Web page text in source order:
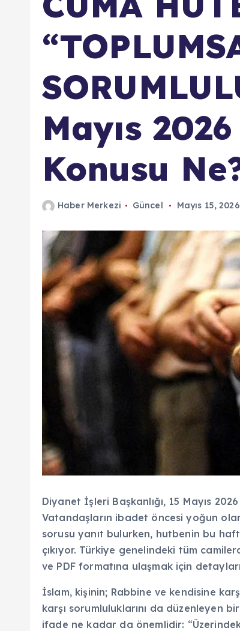
Mayıs
Konusu
Haber Merkezi Güncel Mayıs 15, 2026
Diyanet İşleri Başkanlığı, 15 Mayıs
Vatandaşların ibadet öncesi yoğun
sorusu yanıt bulurken, hutbenin bu
çıkıyor. Türkiye genelindeki tüm
ve PDF formatına ulaşmak için
İslam, kişinin; Rabbine ve kendisine
karşı sorumluluklarını da düzenleyen
ifade ne kadar da önemlidir: